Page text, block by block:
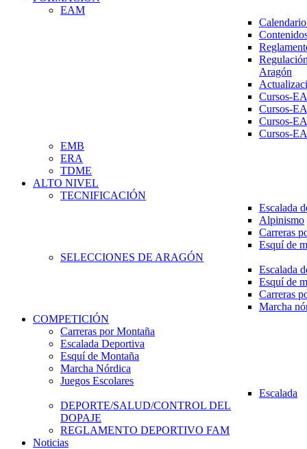
EAM
Aragón
Cursos-
Cursos-
Cursos-
Cursos-
EMB
ERA
TDME
ALTO NIVEL
TECNIFICACIÓN
Escalada
Alpinismo
Carreras
Esquí de
SELECCIONES DE ARAGÓN
Escalada
Esquí de
Carreras
Marcha
COMPETICIÓN
Carreras por Montaña
Escalada Deportiva
Esquí de Montaña
Marcha Nórdica
Juegos Escolares
Escalada
DEPORTE/SALUD/CONTROL DEL
DOPAJE
REGLAMENTO DEPORTIVO FAM
Noticias